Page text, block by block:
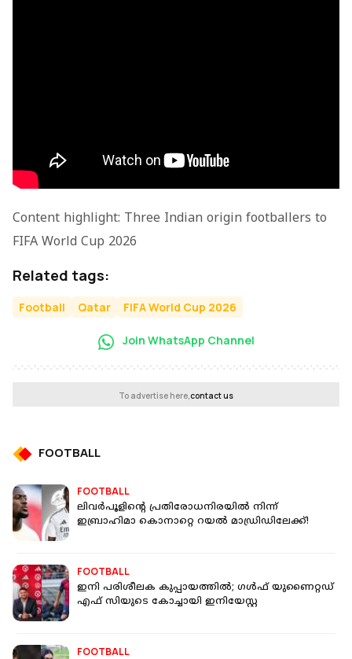
Content highlight: Three Indian origin footballers to
FIFA World Cup 2026
Related tags:
Football Qatar FIFA World Cup 2026
Join WhatsApp Channel
To advertise here, contact us
FOOTBALL
FOOTBALL
ലിവർപൂളിന്റെ പ്രതിരോധനിരയിൽ നിന്ന്
ഇബ്രാഹിമാ കൊനാറ്റെ റയൽ മാഡ്രിഡിലേക്ക്!
FOOTBALL
ഇനി പരിശീലക കുപ്പായത്തിൽ; ഗൾഫ് യുണൈറ്റഡ്
എഫ് സിയുടെ കോച്ചായി ഇനിയേസ്റ്റ
FOOTBALL